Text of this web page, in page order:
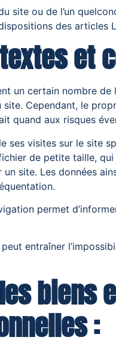
site ou de l’un
des articles
et
un certain nombre
site. Cependant, le
quand aux risques
ses visites sur le site
de petite taille,
un site. Les données
permet
peut entraîner
biens
: